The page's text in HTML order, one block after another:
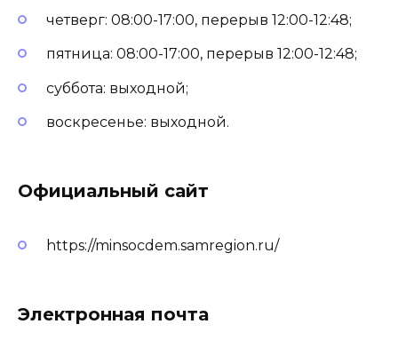
четверг: 08:00-17:00, перерыв 12:00-12:48;
пятница: 08:00-17:00, перерыв 12:00-12:48;
суббота: выходной;
воскресенье: выходной.
Официальный сайт
https://minsocdem.samregion.ru/
Электронная почта